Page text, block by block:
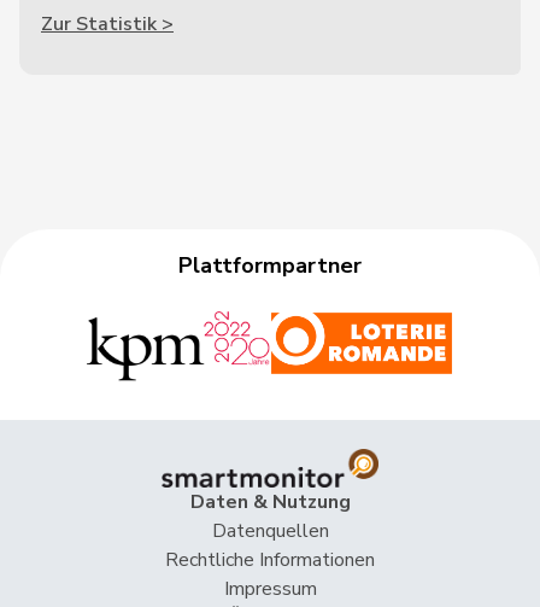
Zur Statistik >
Plattformpartner
Daten & Nutzung
Datenquellen
Rechtliche Informationen
Impressum